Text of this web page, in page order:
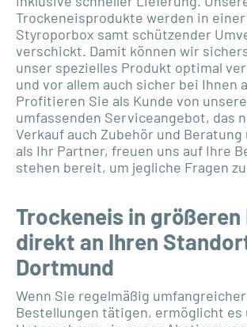
Trockeneisprodukte werden in
Styroporbox samt schützender
verschickt. Damit können wir
unser spezielles Produkt optimal
und vor allem auch sicher bei Ihnen
Profitieren Sie als Kunde von
umfassenden Serviceangebot, das
Verkauf auch Zubehör und
als Ihr Partner, freuen uns auf Ihre
stehen bereit, um jegliche Fragen
Trockeneis in größeren
direkt an Ihren
Dortmund
Wenn Sie regelmäßig
Bestellungen tätigen, ermöglicht es